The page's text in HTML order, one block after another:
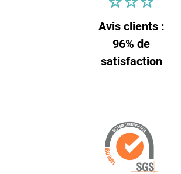
Avis clients :
96% de
satisfaction